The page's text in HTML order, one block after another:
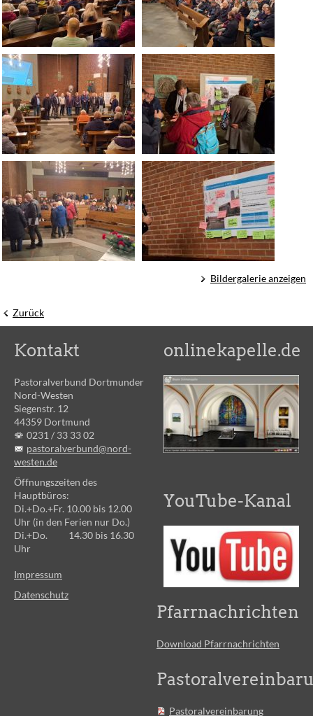
Bildergalerie anzeigen
Zurück
Kontakt
Pastoralverbund Dortmunder
Nord-Westen
Siegenstr. 12
44359 Dortmund
0231 / 33 33 02
pastoralverbund@nord-
westen.de
Öffnungszeiten des
Hauptbüros:
Di.+Do.+Fr. 10.00 bis 12.00
Uhr (in den Ferien nur Do.)
Di.+Do. 14.30 bis 16.30
Uhr
Impressum
Datenschutz
onlinekapelle.de
YouTube-Kanal
Pfarrnachrichten
Download Pfarrnachrichten
Pastoralvereinbarung